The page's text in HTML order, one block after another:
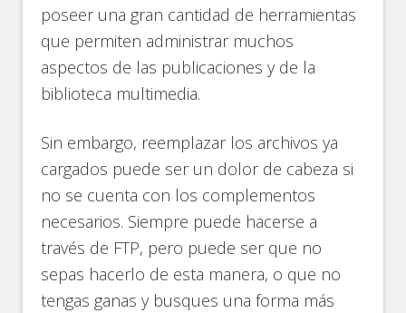
poseer una gran cantidad de herramientas
que permiten administrar muchos
aspectos de las publicaciones y de la
biblioteca multimedia.
Sin embargo, reemplazar los archivos ya
cargados puede ser un dolor de cabeza si
no se cuenta con los complementos
necesarios. Siempre puede hacerse a
través de FTP, pero puede ser que no
sepas hacerlo de esta manera, o que no
tengas ganas y busques una forma más